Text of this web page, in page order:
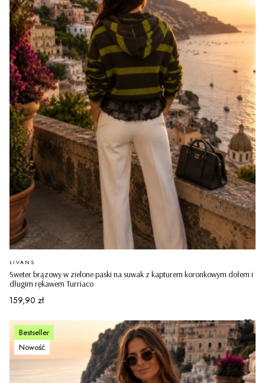
Sweter brązowy w zielone paski na suwak z kapturem koronkowym dołem i
długim rękawem Turriaco
PRODUCENT
LIVANS
Cena
159,90 zł
Bestseller
Nowość